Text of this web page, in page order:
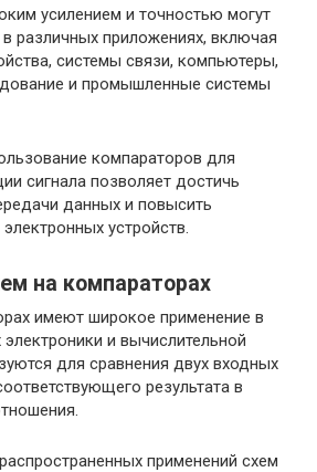
усилением и точностью могут
различных приложениях, включая
системы связи, компьютеры,
и промышленные системы
компараторов для
сигнала позволяет достичь
данных и повысить
устройств.
на компараторах
имеют широкое применение в
и вычислительной
для сравнения двух входных
результата в
применений схем